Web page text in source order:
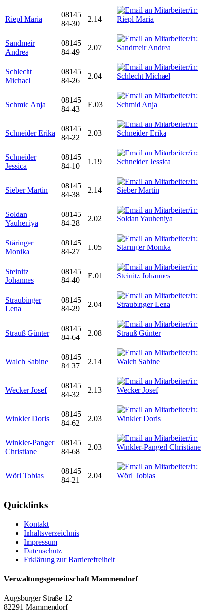
Riepl Maria
08145
84-30
2.14
Sandmeir
Andrea
08145
84-49
2.07
Schlecht
Michael
08145
84-26
2.04
Schmid Anja
08145
84-43
E.03
Schneider Erika
08145
84-22
2.03
Schneider
Jessica
08145
84-10
1.19
Sieber Martin
08145
84-38
2.14
Soldan
Yauheniya
08145
84-28
2.02
Stäringer
Monika
08145
84-27
1.05
Steinitz
Johannes
08145
84-40
E.01
Straubinger
Lena
08145
84-29
2.04
Strauß Günter
08145
84-64
2.08
Walch Sabine
08145
84-37
2.14
Wecker Josef
08145
84-32
2.13
Winkler Doris
08145
84-62
2.03
Winkler-Pangerl
Christiane
08145
84-68
2.03
Wörl Tobias
08145
84-21
2.04
Quicklinks
Kontakt
Inhaltsverzeichnis
Impressum
Datenschutz
Erklärung zur Barrierefreiheit
Verwaltungsgemeinschaft Mammendorf
Augsburger Straße 12
82291 Mammendorf